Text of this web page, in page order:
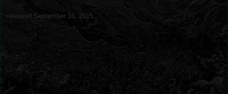
released September 16, 2015